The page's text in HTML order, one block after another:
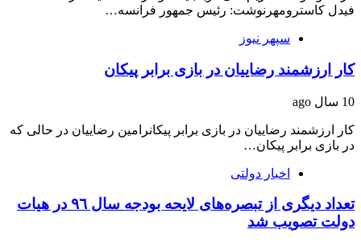
فیدل کاسترومهرنوشت: رئیس جمهور فرانسه…
سپهر نیوز
کار ارزشمند رضاییان در بازی برابر پیکان
10 سال ago
کار ارزشمند رضاییان در بازی برابر پیکانرامین رضاییان در حالی که
در بازی برابر پیکان…
اخبار دولتی
تعداد دیگری از تبصره‌های لایحه بودجه سال ٩٦ در هیات
دولت تصویب شد